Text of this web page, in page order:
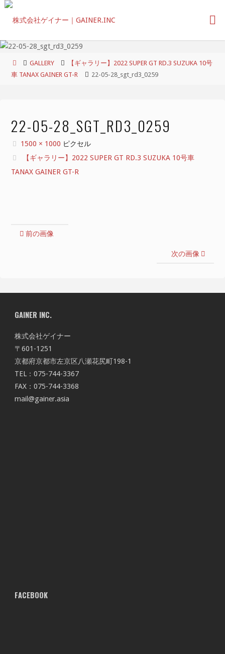
コ
ン
ホ
ー
GALLERY
【ギャラリー】2022 SUPER GT RD.3 SUZUKA 10号
車 TANAX GAINER GT-R
22-05-28_sgt_rd3_0259
22-05-28_SGT_RD3_0259
フ
ル
サ
1500 × 1000 ピクセル
【ギャラリー】2022 SUPER GT RD.3 SUZUKA 10号車
TANAX GAINER GT-R
前の画像
次の画像
GAINER INC.
株式会社ゲイナー
〒601-1251
京都府京都市左京区八瀬花尻町198-1
TEL：075-744-3367
FAX：075-744-3368
mail@gainer.asia
FACEBOOK